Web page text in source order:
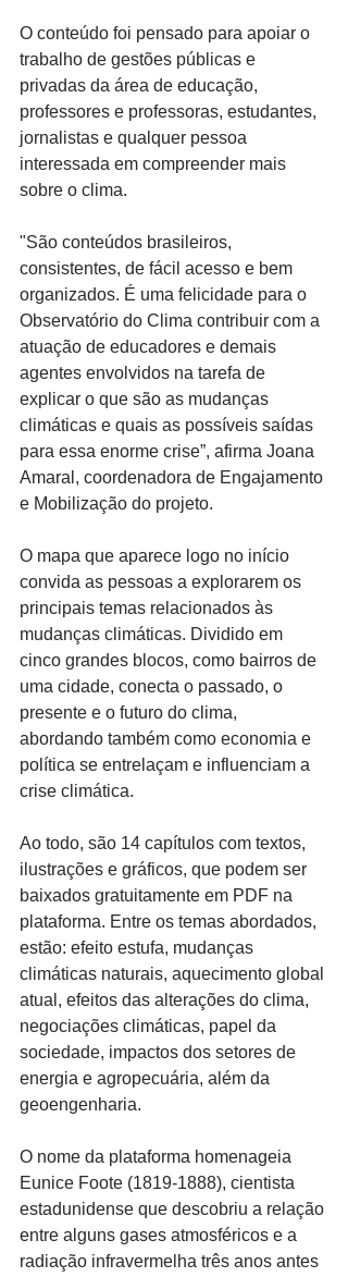
O conteúdo foi pensado para apoiar o
trabalho de gestões públicas e
privadas da área de educação,
professores e professoras, estudantes,
jornalistas e qualquer pessoa
interessada em compreender mais
sobre o clima.
"São conteúdos brasileiros,
consistentes, de fácil acesso e bem
organizados. É uma felicidade para o
Observatório do Clima contribuir com a
atuação de educadores e demais
agentes envolvidos na tarefa de
explicar o que são as mudanças
climáticas e quais as possíveis saídas
para essa enorme crise”, afirma Joana
Amaral, coordenadora de Engajamento
e Mobilização do projeto.
O mapa que aparece logo no início
convida as pessoas a explorarem os
principais temas relacionados às
mudanças climáticas. Dividido em
cinco grandes blocos, como bairros de
uma cidade, conecta o passado, o
presente e o futuro do clima,
abordando também como economia e
política se entrelaçam e influenciam a
crise climática.
Ao todo, são 14 capítulos com textos,
ilustrações e gráficos, que podem ser
baixados gratuitamente em PDF na
plataforma. Entre os temas abordados,
estão: efeito estufa, mudanças
climáticas naturais, aquecimento global
atual, efeitos das alterações do clima,
negociações climáticas, papel da
sociedade, impactos dos setores de
energia e agropecuária, além da
geoengenharia.
O nome da plataforma homenageia
Eunice Foote (1819-1888), cientista
estadunidense que descobriu a relação
entre alguns gases atmosféricos e a
radiação infravermelha três anos antes